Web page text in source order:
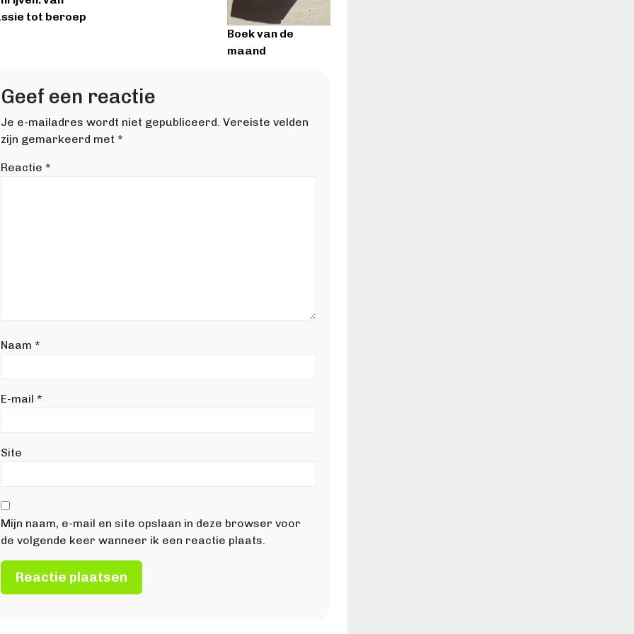
tot beroep
Boek van de
maand
Geef een reactie
Je e-mailadres wordt niet gepubliceerd. Vereiste velden
zijn gemarkeerd met *
Reactie *
Naam *
E-mail *
Site
Mijn naam, e-mail en site opslaan in deze browser voor
de volgende keer wanneer ik een reactie plaats.